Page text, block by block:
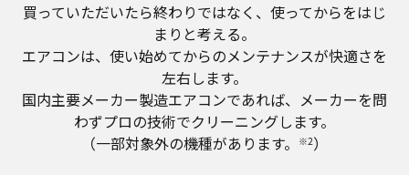
買っていただいたら終わりではなく、使ってからをはじ
まりと考える。
エアコンは、使い始めてからのメンテナンスが快適さを
左右します。
国内主要メーカー製造エアコンであれば、メーカーを問
わずプロの技術でクリーニングします。
（一部対象外の機種があります。
※2）